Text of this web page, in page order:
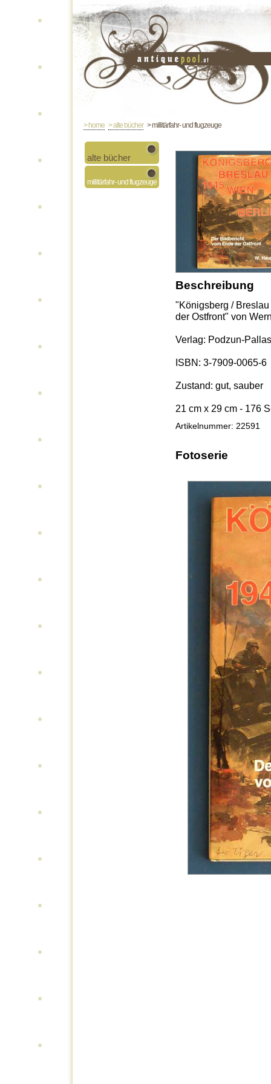
> home > alte bücher> millitärfahr- und flugzeuge
alte bücher
millitärfahr- und flugzeuge
Beschreibung
"Königsberg /
der Ostfront" von
Verlag: Podzun-
ISBN: 3-7909-0065-6
Zustand: gut, sauber
21 cm x 29 cm - 176
Artikelnummer: 22591
Fotoserie